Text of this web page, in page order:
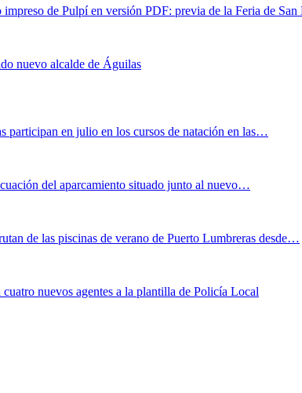
de Pulpí en versión PDF: previa de la Feria de
nuevo alcalde de Águilas
participan en julio en los cursos de natación en las…
del aparcamiento situado junto al nuevo…
de las piscinas de verano de Puerto Lumbreras desde…
nuevos agentes a la plantilla de Policía Local